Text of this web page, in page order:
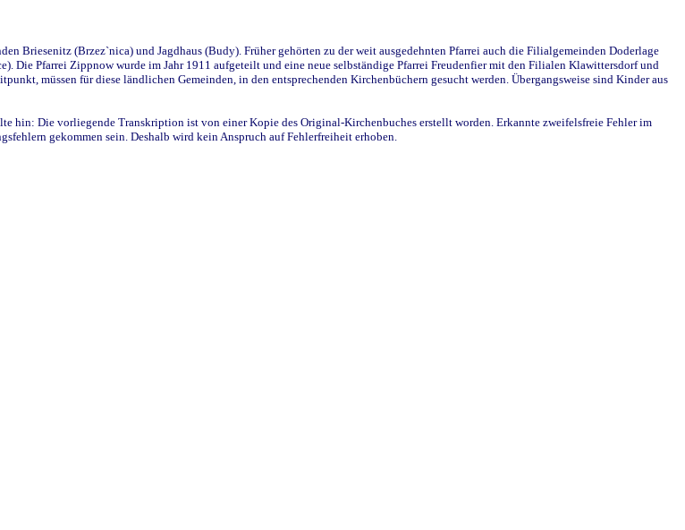
Briesenitz (Brzez`nica) und Jagdhaus (Budy). Früher gehörten zu der weit ausgedehnten Pfarrei auch die Filialgemeinden Doderlage
Die Pfarrei Zippnow wurde im Jahr 1911 aufgeteilt und eine neue selbständige Pfarrei Freudenfier mit den Filialen Klawittersdorf und
müssen für diese ländlichen Gemeinden, in den entsprechenden Kirchenbüchern gesucht werden. Übergangsweise sind Kinder aus
hin: Die vorliegende Transkription ist von einer Kopie des Original-Kirchenbuches erstellt worden. Erkannte zweifelsfreie Fehler im
gekommen sein. Deshalb wird kein Anspruch auf Fehlerfreiheit erhoben.